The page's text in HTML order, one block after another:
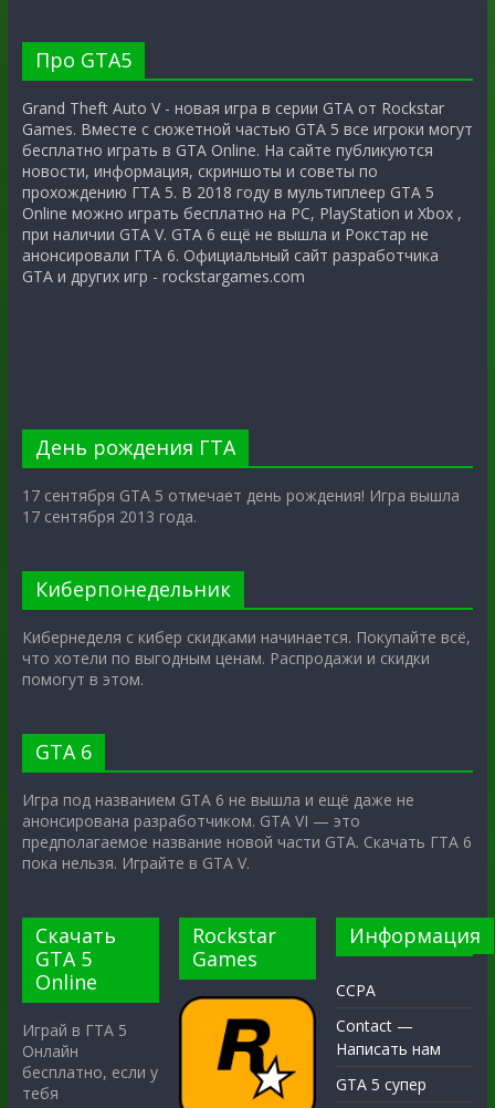
Про GTA5
Grand Theft Auto V - новая игра в серии GTA от Rockstar
Games. Вместе с сюжетной частью GTA 5 все игроки могут
бесплатно играть в GTA Online. На сайте публикуются
новости, информация, скриншоты и советы по
прохождению ГТА 5. В 2018 году в мультиплеер GTA 5
Online можно играть бесплатно на PC, PlayStation и Xbox ,
при наличии GTA V. GTA 6 ещё не вышла и Рокстар не
анонсировали ГТА 6. Официальный сайт разработчика
GTA и других игр - rockstargames.com
День рождения ГТА
17 сентября GTA 5 отмечает день рождения! Игра вышла
17 сентября 2013 года.
Киберпонедельник
Кибернеделя с кибер скидками начинается. Покупайте всё,
что хотели по выгодным ценам. Распродажи и скидки
помогут в этом.
GTA 6
Игра под названием GTA 6 не вышла и ещё даже не
анонсирована разработчиком. GTA VI — это
предполагаемое название новой части GTA. Скачать ГТА 6
пока нельзя. Играйте в GTA V.
Скачать
GTA 5
Online
Играй в ГТА 5
Онлайн
бесплатно, если у
тебя
Rockstar
Games
Информация
CCPA
Contact —
Написать нам
GTA 5 супер